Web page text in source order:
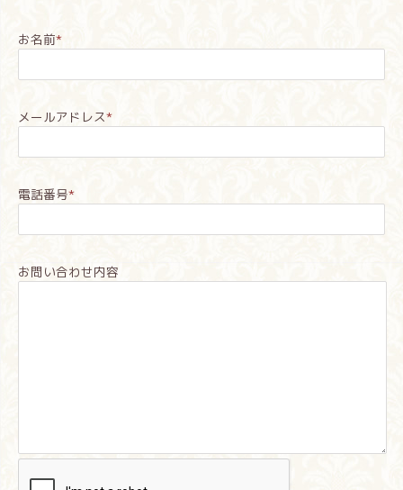
お名前*
メールアドレス*
電話番号*
お問い合わせ内容